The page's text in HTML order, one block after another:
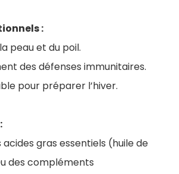
:
peau et du poil.
des défenses immunitaires.
pour préparer l’hiver.
acides gras essentiels (huile de
des compléments